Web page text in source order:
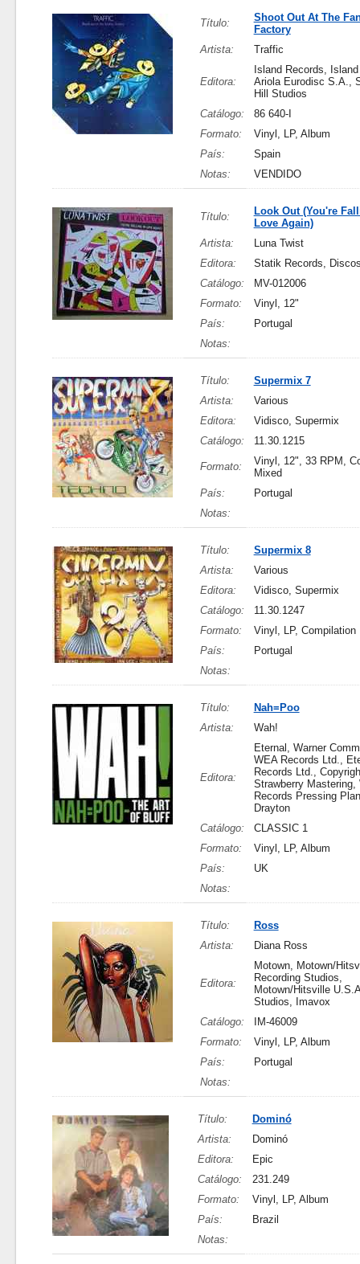
Título:
Shoot Out At The
Factory
Artista:
Traffic
Editora:
Island Records,
Ariola Eurodisc S.A.,
Hill Studios
Catálogo:
86 640-I
Formato:
Vinyl, LP, Album
País:
Spain
Notas:
VENDIDO
Título:
Look Out (You're
Love Again)
Artista:
Luna Twist
Editora:
Statik Records,
Catálogo:
MV-012006
Formato:
Vinyl, 12"
País:
Portugal
Notas:
Título:
Supermix 7
Artista:
Various
Editora:
Vidisco, Supermix
Catálogo:
11.30.1215
Formato:
Vinyl, 12", 33 RPM,
Mixed
País:
Portugal
Notas:
Título:
Supermix 8
Artista:
Various
Editora:
Vidisco, Supermix
Catálogo:
11.30.1247
Formato:
Vinyl, LP, Compilation
País:
Portugal
Notas:
Título:
Nah=Poo
Artista:
Wah!
Editora:
Eternal, Warner
WEA Records Ltd.,
Records Ltd.,
Strawberry Mastering,
Records Pressing
Drayton
Catálogo:
CLASSIC 1
Formato:
Vinyl, LP, Album
País:
UK
Notas:
Título:
Ross
Artista:
Diana Ross
Editora:
Motown, Motown/
Recording Studios,
Motown/Hitsville
Studios, Imavox
Catálogo:
IM-46009
Formato:
Vinyl, LP, Album
País:
Portugal
Notas:
Título:
Dominó
Artista:
Dominó
Editora:
Epic
Catálogo:
231.249
Formato:
Vinyl, LP, Album
País:
Brazil
Notas: